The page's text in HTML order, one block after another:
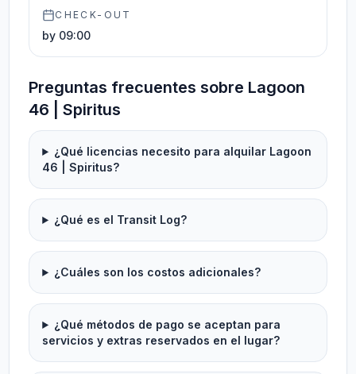
CHECK-OUT
by 09:00
Preguntas frecuentes sobre Lagoon
46 | Spiritus
¿Qué licencias necesito para alquilar Lagoon
46 | Spiritus?
¿Qué es el Transit Log?
¿Cuáles son los costos adicionales?
¿Qué métodos de pago se aceptan para
servicios y extras reservados en el lugar?